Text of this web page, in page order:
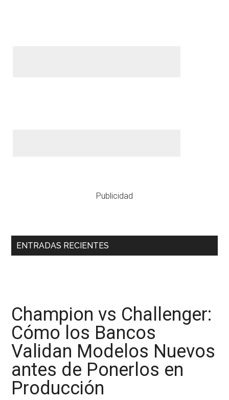
Publicidad
ENTRADAS RECIENTES
Champion vs Challenger:
Cómo los Bancos
Validan Modelos Nuevos
antes de Ponerlos en
Producción